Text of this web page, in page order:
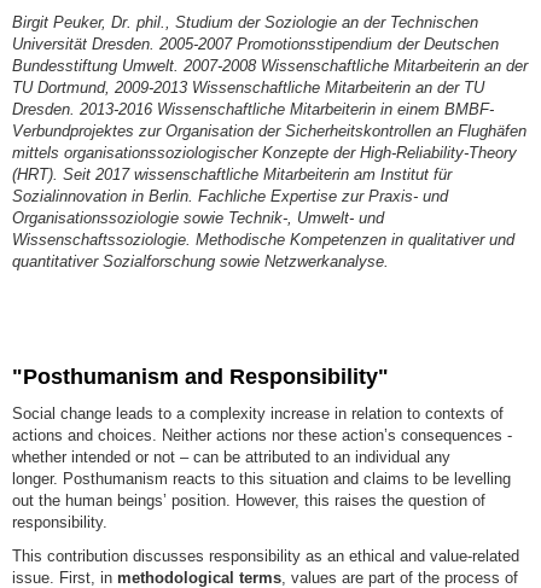
Birgit Peuker, Dr. phil., Studium der Soziologie an der Technischen
Universität Dresden. 2005-2007 Promotionsstipendium der Deutschen
Bundesstiftung Umwelt. 2007-2008 Wissenschaftliche Mitarbeiterin an der
TU Dortmund, 2009-2013 Wissenschaftliche Mitarbeiterin an der TU
Dresden. 2013-2016 Wissenschaftliche Mitarbeiterin in einem BMBF-
Verbundprojektes zur Organisation der Sicherheitskontrollen an Flughäfen
mittels organisationssoziologischer Konzepte der High-Reliability-Theory
(HRT). Seit 2017 wissenschaftliche Mitarbeiterin am Institut für
Sozialinnovation in Berlin. Fachliche Expertise zur Praxis- und
Organisationssoziologie sowie Technik-, Umwelt- und
Wissenschaftssoziologie. Methodische Kompetenzen in qualitativer und
quantitativer Sozialforschung sowie Netzwerkanalyse.
"Posthumanism and Responsibility"
Social change leads to a complexity increase in relation to contexts of
actions and choices. Neither actions nor these action’s consequences -
whether intended or not – can be attributed to an individual any
longer. Posthumanism reacts to this situation and claims to be levelling
out the human beings’ position. However, this raises the question of
responsibility.
This contribution discusses responsibility as an ethical and value-related
issue. First, in methodological terms , values are part of the process of